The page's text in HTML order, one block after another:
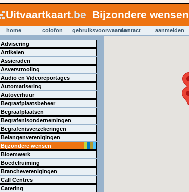
Uitvaartkaart.be Bijzondere wensen
home colofon gebruiksvoorwaardencontact aanmelden
Advisering
Artikelen
Assieraden
Asverstrooiing
Audio en Videoreportages
Automatisering
Autoverhuur
Begraafplaatsbeheer
Begraafplaatsen
Begrafenisondernemingen
Begrafenisverzekeringen
Belangenverenigingen
Bijzondere wensen
Bloemwerk
Boedelruiming
Brancheverenigingen
Call Centres
Catering